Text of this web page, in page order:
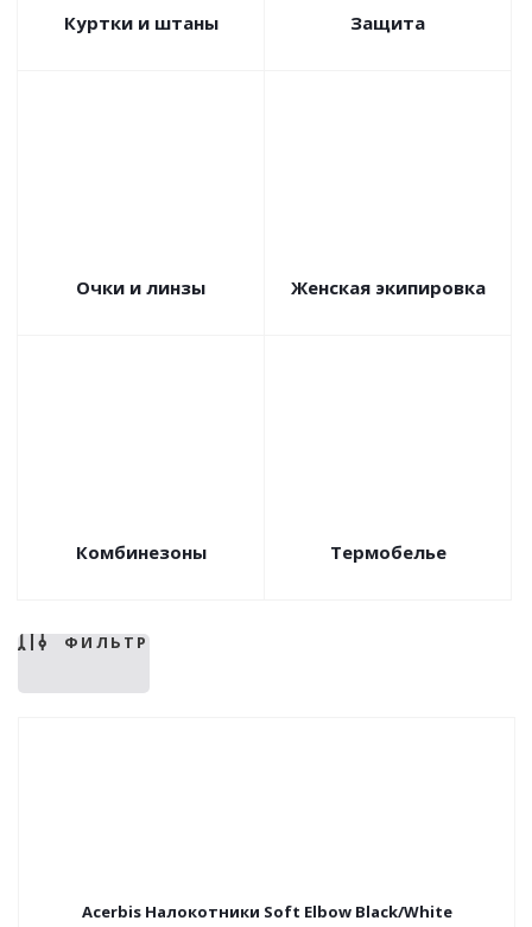
Куртки и штаны Защита
Очки и линзы Женская экипировка
Комбинезоны Термобелье
ФИЛЬТР
Acerbis Налокотники Soft Elbow Black/White